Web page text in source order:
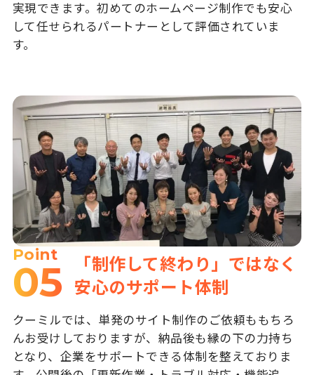
実現できます。初めてのホームページ制作でも安心
して任せられるパートナーとして評価されていま
す。
Point
05
「制作して終わり」ではなく
安心のサポート体制
クーミルでは、単発のサイト制作のご依頼ももちろ
んお受けしておりますが、納品後も縁の下の力持ち
となり、企業をサポートできる体制を整えておりま